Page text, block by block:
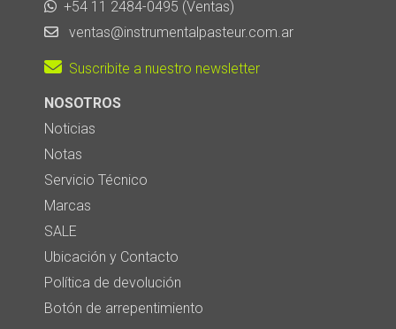
+54 11 2484-0495 (Ventas)
ventas@instrumentalpasteur.com.ar
Suscribite a nuestro newsletter
NOSOTROS
Noticias
Notas
Servicio Técnico
Marcas
SALE
Ubicación y Contacto
Política de devolución
Botón de arrepentimiento